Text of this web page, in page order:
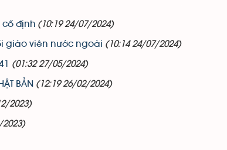
cố định (10:19 24/07/2024)
giáo viên nước ngoài (10:14 24/07/2024)
(01:32 27/05/2024)
BẢN (12:19 26/02/2024)
2023)
2023)